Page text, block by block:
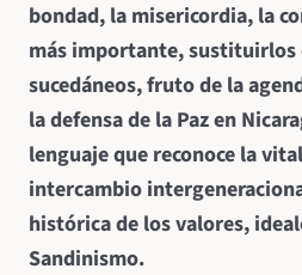
bondad, la misericordia, la
más importante, sustituirlos
sucedáneos, fruto de la
la defensa de la Paz en
lenguaje que reconoce la
intercambio
histórica de los valores,
Sandinismo.